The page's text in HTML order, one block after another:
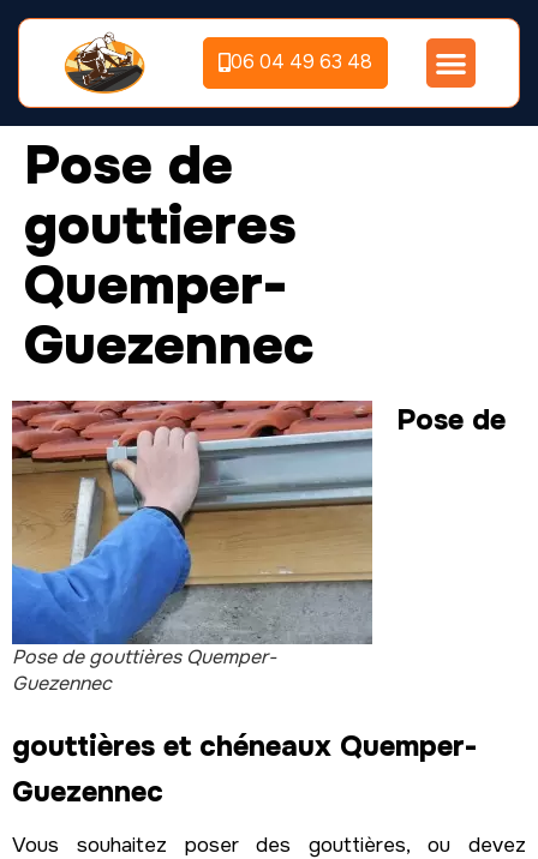
06 04 49 63 48
Pose de
gouttieres
Quemper-
Guezennec
Pose de gouttières Quemper-
Guezennec
Pose de
gouttières et chéneaux Quemper-
Guezennec
Vous souhaitez poser des gouttières, ou devez